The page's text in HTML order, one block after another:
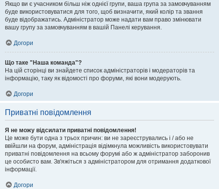
Якщо ви є учасником більш ніж однієї групи, ваша група за замовчуванням
буде використовуватися для того, щоб визначити, який колір та звання
буде відображатись. Адміністратор може надати вам право змінювати
вашу групу за замовчуванням в вашій Панелі керування.
Догори
Що таке "Наша команда"?
На цій сторінці ви знайдете список адміністраторів і модераторів та
інформацію, таку як відомості про форуми, які вони модерують.
Догори
Приватні повідомлення
Я не можу відсилати приватні повідомлення!
Це може бути одна з трьох причин: ви не зареєструвались і / або не
ввійшли на форум, адміністрація відімкнула можливість використовувати
приватні повідомлення на всьому форумі або ж адміністратор заборонив
це особисто вам. Зв'яжіться з адміністратором для отримання додаткової
інформації.
Догори